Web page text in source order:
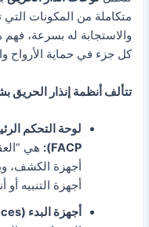
متكاملة من المكونات
والاستجابة له بسرعة، فهم
كل جزء في حماية الأرواح
تتألف أنظمة إنذار
FACP):
هي
أجهزة الكشف،
أجهزة التنبيه أو
أجهزة البدء (Initiating Devices):